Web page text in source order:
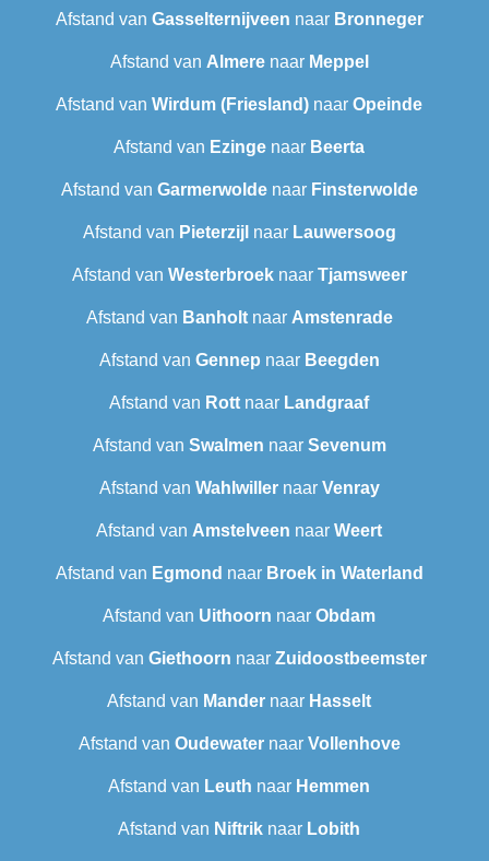
Afstand van Gasselternijveen naar Bronneger
Afstand van Almerenaar Meppel
Afstand van Wirdum (Friesland) naar Opeinde
Afstand van Ezinge naar Beerta
Afstand van Garmerwoldenaar Finsterwolde
Afstand van Pieterzijl naar Lauwersoog
Afstand van Westerbroeknaar Tjamsweer
Afstand van Banholtnaar Amstenrade
Afstand van Gennep naar Beegden
Afstand van Rott naar Landgraaf
Afstand van Swalmen naar Sevenum
Afstand van Wahlwillernaar Venray
Afstand van Amstelveen naar Weert
Afstand van Egmond naar Broek in Waterland
Afstand van Uithoorn naar Obdam
Afstand van Giethoorn naar Zuidoostbeemster
Afstand van Mander naar Hasselt
Afstand van Oudewaternaar Vollenhove
Afstand van Leuth naar Hemmen
Afstand van Niftrik naar Lobith